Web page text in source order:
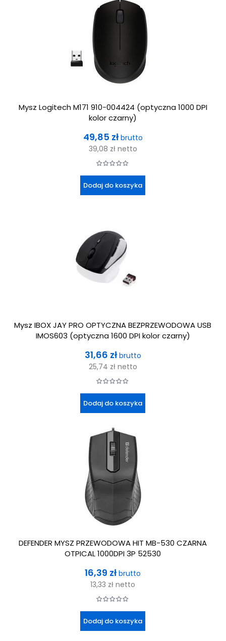
Mysz Logitech M171 910-004424 (optyczna 1000 DPI
kolor czarny)
Cena
49,85 zł brutto
39,08 zł netto
Dodaj do koszyka
Mysz IBOX JAY PRO OPTYCZNA BEZPRZEWODOWA USB
IMOS603 (optyczna 1600 DPI kolor czarny)
Cena
31,66 zł brutto
25,74 zł netto
Dodaj do koszyka
DEFENDER MYSZ PRZEWODOWA HIT MB-530 CZARNA
OTPICAL 1000DPI 3P 52530
Cena
16,39 zł brutto
13,33 zł netto
Dodaj do koszyka